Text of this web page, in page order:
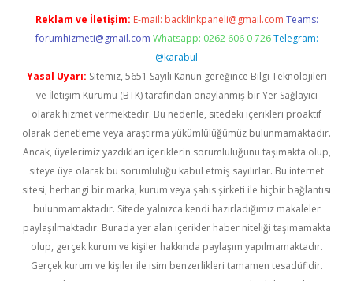
Reklam ve İletişim: E-mail: backlinkpaneli@gmail.com Teams:
forumhizmeti@gmail.com Whatsapp: 0262 606 0 726 Telegram:
@karabul
Yasal Uyarı: Sitemiz, 5651 Sayılı Kanun gereğince Bilgi Teknolojileri
ve İletişim Kurumu (BTK) tarafından onaylanmış bir Yer Sağlayıcı
olarak hizmet vermektedir. Bu nedenle, sitedeki içerikleri proaktif
olarak denetleme veya araştırma yükümlülüğümüz bulunmamaktadır.
Ancak, üyelerimiz yazdıkları içeriklerin sorumluluğunu taşımakta olup,
siteye üye olarak bu sorumluluğu kabul etmiş sayılırlar. Bu internet
sitesi, herhangi bir marka, kurum veya şahıs şirketi ile hiçbir bağlantısı
bulunmamaktadır. Sitede yalnızca kendi hazırladığımız makaleler
paylaşılmaktadır. Burada yer alan içerikler haber niteliği taşımamakta
olup, gerçek kurum ve kişiler hakkında paylaşım yapılmamaktadır.
Gerçek kurum ve kişiler ile isim benzerlikleri tamamen tesadüfidir.